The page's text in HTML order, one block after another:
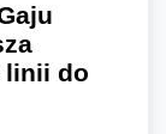
linii do